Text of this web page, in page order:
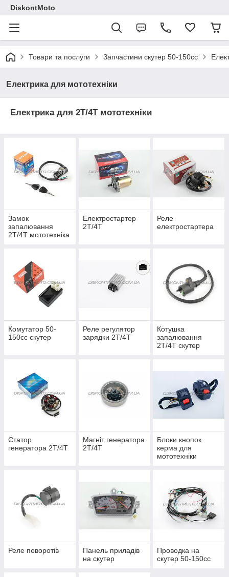
DiskontMoto
Товари та послуги Запчастини скутер 50-150cc
Електрика для мототехніки
Електрика для 2Т/4Т мототехніки
Замок
запалювання
2Т/4Т мототехніка
Електростартер
2Т/4Т
Реле
електростартера
Комутатор 50-
150сс скутер
Реле регулятор
зарядки 2Т/4Т
Котушка
запалювання
2Т/4Т скутер
Статор
генератора 2Т/4Т
Магніт генератора
2Т/4Т
Блоки кнопок
керма для
мототехніки
Реле поворотів
Панель приладів
на скутер
Проводка на
скутер 50-150сс